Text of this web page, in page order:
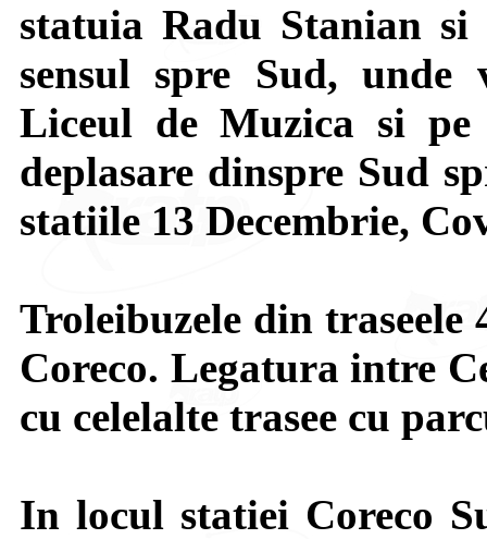
statuia Radu Stanian
sensul spre Sud, unde
Liceul de Muzica si pe
deplasare dinspre Sud
statiile 13 Decembrie,
Troleibuzele din
Coreco. Legatura intre
cu celelalte trasee cu
In locul statiei Coreco